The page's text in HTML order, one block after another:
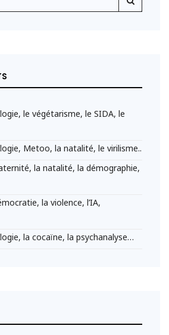
le végétarisme, le SIDA, le
Metoo, la natalité, le virilisme..
la natalité, la démographie,
la violence, l’IA,
la cocaïne, la psychanalyse…